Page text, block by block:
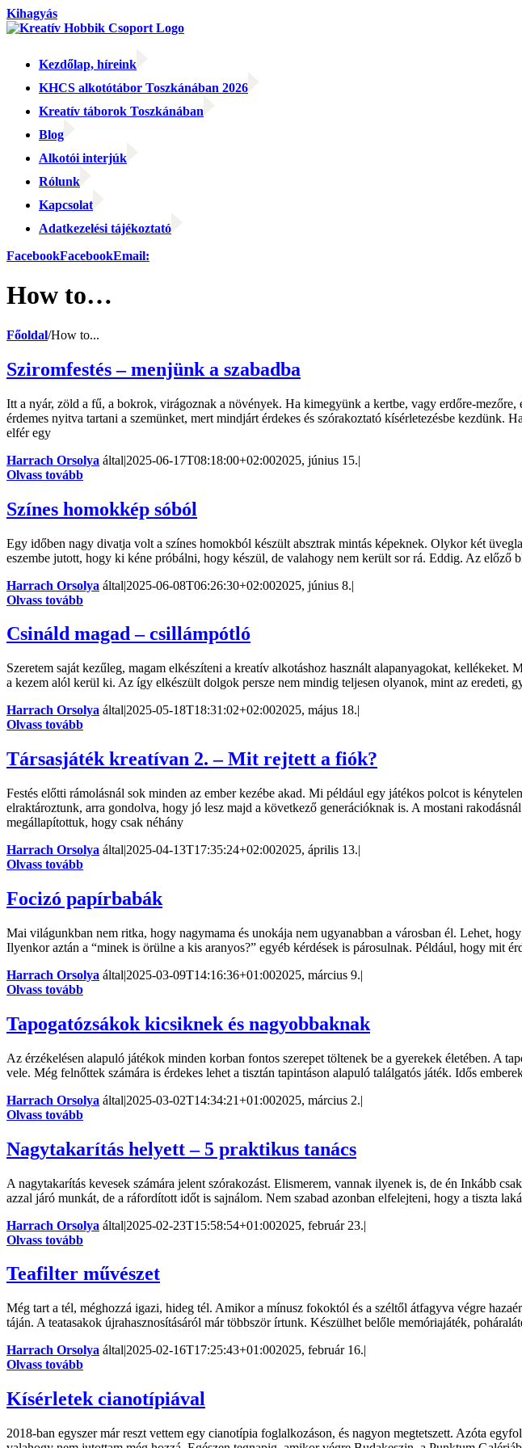
Kihagyás
Kezdőlap, híreink
KHCS alkotótábor Toszkánában 2026
Kreatív táborok Toszkánában
Blog
Alkotói interjúk
Rólunk
Kapcsolat
Adatkezelési tájékoztató
FacebookFacebookEmail:
How to…
Főoldal/How to...
Sziromfestés – menjünk a szabadba
Itt a nyár, zöld a fű, a bokrok, virágoznak a növények. Ha kimegyünk a kertbe, vagy erdőre-
érdemes nyitva tartani a szemünket, mert mindjárt érdekes és szórakoztató kísérletezésbe
elfér egy
Harrach Orsolya által|2025-06-17T08:18:00+02:002025, június 15.|
Olvass tovább
Színes homokkép sóból
Egy időben nagy divatja volt a színes homokból készült absztrak mintás képeknek. Olykor két
eszembe jutott, hogy ki kéne próbálni, hogy készül, de valahogy nem került sor rá. Eddig. Az
Harrach Orsolya által|2025-06-08T06:26:30+02:002025, június 8.|
Olvass tovább
Csináld magad – csillámpótló
Szeretem saját kezűleg, magam elkészíteni a kreatív alkotáshoz használt alapanyagokat,
a kezem alól kerül ki. Az így elkészült dolgok persze nem mindig teljesen olyanok, mint az eredeti,
Harrach Orsolya által|2025-05-18T18:31:02+02:002025, május 18.|
Olvass tovább
Társasjáték kreatívan 2. – Mit rejtett a fiók?
Festés előtti rámolásnál sok minden az ember kezébe akad. Mi például egy játékos polcot is
elraktároztunk, arra gondolva, hogy jó lesz majd a következő generációknak is. A mostani
megállapítottuk, hogy csak néhány
Harrach Orsolya által|2025-04-13T17:35:24+02:002025, április 13.|
Olvass tovább
Focizó papírbabák
Mai világunkban nem ritka, hogy nagymama és unokája nem ugyanabban a városban él. Lehet,
Ilyenkor aztán a “minek is örülne a kis aranyos?” egyéb kérdések is párosulnak. Például, hogy mit
Harrach Orsolya által|2025-03-09T14:16:36+01:002025, március 9.|
Olvass tovább
Tapogatózsákok kicsiknek és nagyobbaknak
Az érzékelésen alapuló játékok minden korban fontos szerepet töltenek be a gyerekek életében. A
vele. Még felnőttek számára is érdekes lehet a tisztán tapintáson alapuló találgatós játék. Idős
Harrach Orsolya által|2025-03-02T14:34:21+01:002025, március 2.|
Olvass tovább
Nagytakarítás helyett – 5 praktikus tanács
A nagytakarítás kevesek számára jelent szórakozást. Elismerem, vannak ilyenek is, de én Inkább
azzal járó munkát, de a ráfordított időt is sajnálom. Nem szabad azonban elfelejteni, hogy a tiszta
Harrach Orsolya által|2025-02-23T15:58:54+01:002025, február 23.|
Olvass tovább
Teafilter művészet
Még tart a tél, méghozzá igazi, hideg tél. Amikor a mínusz fokoktól és a széltől átfagyva végre
táján. A teatasakok újrahasznosításáról már többször írtunk. Készülhet belőle memóriajáték,
Harrach Orsolya által|2025-02-16T17:25:43+01:002025, február 16.|
Olvass tovább
Kísérletek cianotípiával
2018-ban egyszer már reszt vettem egy cianotípia foglalkozáson, és nagyon megtetszett. Azóta